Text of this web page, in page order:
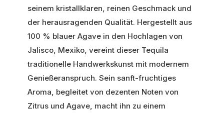
seinem kristallklaren, reinen Geschmack und
der herausragenden Qualität. Hergestellt aus
100 % blauer Agave in den Hochlagen von
Jalisco, Mexiko, vereint dieser Tequila
traditionelle Handwerkskunst mit modernem
Genießeranspruch. Sein sanft-fruchtiges
Aroma, begleitet von dezenten Noten von
Zitrus und Agave, macht ihn zu einem